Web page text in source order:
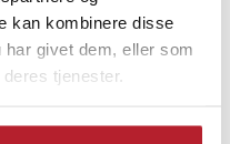
kan kombinere disse
givet dem, eller som
tjenester.